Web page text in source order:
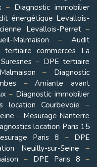
– Diagnostic immobilier
énergétique Levallois-
Levallois-Perret–
Malmaison –Audit
tertiaire commerces La
– DPE tertiaire
– Diagnostic
–Amiante avant
– Diagnostic immobilier
location Courbevoie –
– Mesurage Nanterre
location Paris 15
Paris 8 – DPE
Neuilly-sur-Seine –
– DPE Paris 8 –